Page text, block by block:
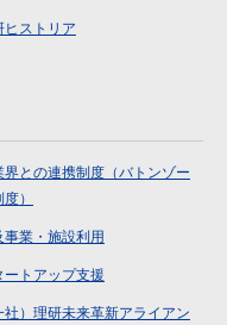
ヒストリア
界との連携制度（バトンゾー
）
事業・施設利用
ートアップ支援
社）理研未来革新アライアン